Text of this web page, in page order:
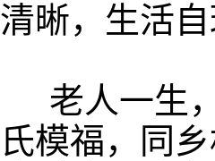
清晰，生活
老人一生，
氏模福，同